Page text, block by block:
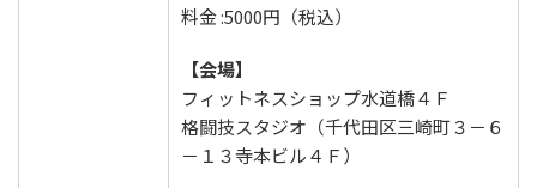
料金 :5000円（税込）
【会場】
フィットネスショップ水道橋４Ｆ
格闘技スタジオ（千代田区三崎町３－６
－１３寺本ビル４Ｆ）